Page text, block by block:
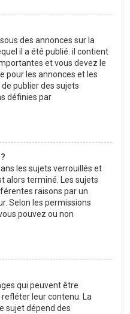
des annonces sur la
il a été publié. il contient
et vous devez le
pour les annonces et les
publier des sujets
définies par
les sujets verrouillés et
alors terminé. Les sujets
raisons par un
Selon les permissions
pouvez ou non
qui peuvent être
leur contenu. La
sujet dépend des